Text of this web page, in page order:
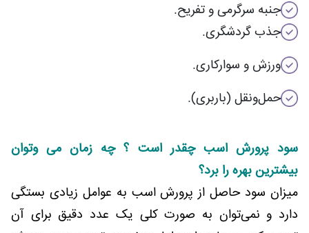
جنبه سرگرمی و تفریح.
جذب گردشگری.
ورزش و سوارکاری.
حمل‌ونقل (باربری).
سود پرورش اسب چقدر است ؟ چه زمان می وتوان
بیشترین بهره را برد؟
میزان سود حاصل از پرورش اسب به عوامل زیادی بستگی
دارد و نمی‌توان به صورت کلی یک عدد دقیق برای آن